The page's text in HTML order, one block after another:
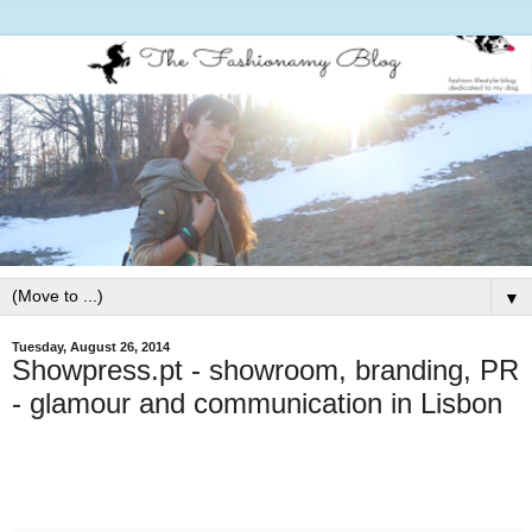
▼
Tuesday, August 26, 2014
Showpress.pt - showroom, branding, PR
- glamour and communication in Lisbon